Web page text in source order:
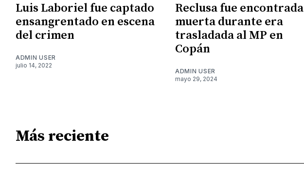
Luis Laboriel fue captado
ensangrentado en escena
del crimen
ADMIN USER
julio 14, 2022
Reclusa fue encontrada
muerta durante era
trasladada al MP en
Copán
ADMIN USER
mayo 29, 2024
Más reciente